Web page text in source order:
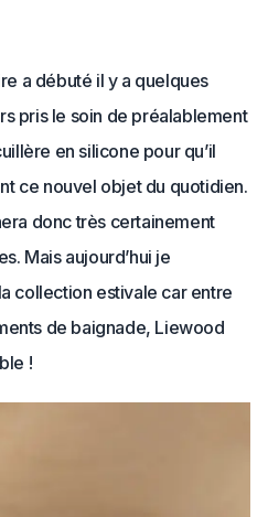
a débuté il y a quelques
pris le soin de préalablement
en silicone pour qu’il
ce nouvel objet du quotidien.
donc très certainement
Mais aujourd’hui je
collection estivale car entre
de baignade, Liewood
!